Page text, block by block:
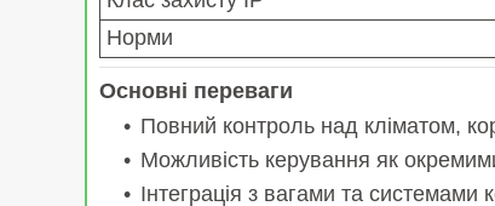
Норми
Основні переваги
Повний контроль над кліматом,
Можливість керування як
Інтеграція з вагами та